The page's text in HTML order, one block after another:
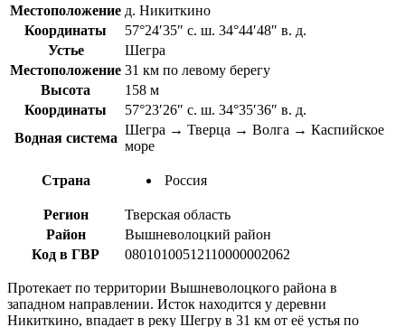
Местоположение д. Никиткино
Координаты
57°24′35″ с. ш. 34°44′48″ в. д.
Устье
Шегра
Местоположение 31 км по левому берегу
Высота
158 м
Координаты
57°23′26″ с. ш. 34°35′36″ в. д.
Водная система
Шегра → Тверца → Волга → Каспийское
море
Страна Россия
Регион
Тверская область
Район
Вышневолоцкий район
Код в ГВР
08010100512110000002062
Протекает по территории Вышневолоцкого района в
западном направлении. Исток находится у деревни
Никиткино, впадает в реку Шегру в 31 км от её устья по